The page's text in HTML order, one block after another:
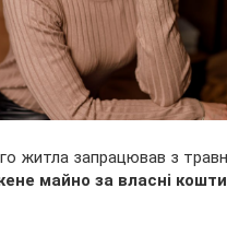
житла запрацював з
майно за власні